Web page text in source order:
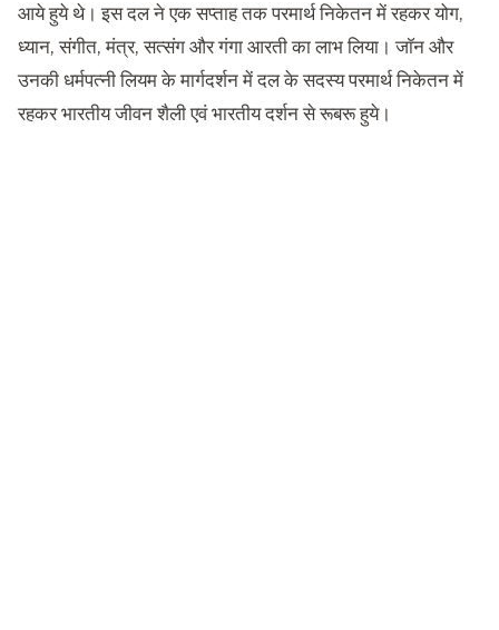
आये हुये थे। इस दल ने एक सप्ताह तक परमार्थ निकेतन में रहकर योग,
ध्यान, संगीत, मंत्र, सत्संग और गंगा आरती का लाभ लिया। जाॅन और
उनकी धर्मपत्नी लियम के मार्गदर्शन में दल के सदस्य परमार्थ निकेतन में
रहकर भारतीय जीवन शैली एवं भारतीय दर्शन से रूबरू हुये।